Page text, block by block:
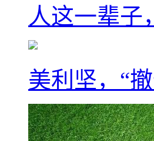
人这一辈子
美利坚，“